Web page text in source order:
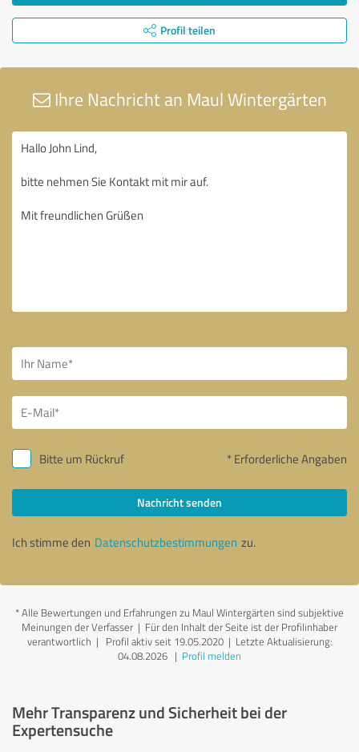
Profil teilen
Ihre Nachricht an Maul Wintergärten
Bitte um Rückruf * Erforderliche Angaben
Nachricht senden
Ich stimme den Datenschutzbestimmungen zu.
*Alle Bewertungen und Erfahrungen zu Maul Wintergärten sind subjektive
Meinungen der Verfasser | Für den Inhalt der Seite ist der Profilinhaber
verantwortlich | Profil aktiv seit 19.05.2020 | Letzte Aktualisierung:
04.08.2026 | Profil melden
Mehr Transparenz und Sicherheit bei der
Expertensuche